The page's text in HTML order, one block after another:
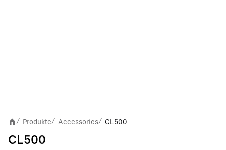
/ Produkte/ Accessories/ CL500
CL500